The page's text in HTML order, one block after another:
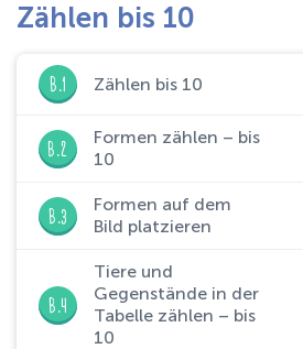
Zählen bis 10
B.1 Zählen bis 10
B.2
Formen zählen – bis
10
B.3
Formen auf dem
Bild platzieren
B.4
Tiere und
Gegenstände in der
Tabelle zählen – bis
10